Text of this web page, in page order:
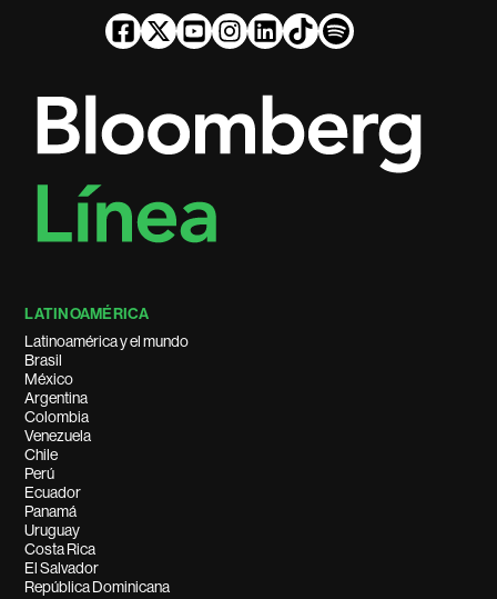
LATINOAMÉRICA
Latinoamérica y el mundo
Brasil
México
Argentina
Colombia
Venezuela
Chile
Perú
Ecuador
Panamá
Uruguay
Costa Rica
El Salvador
República Dominicana